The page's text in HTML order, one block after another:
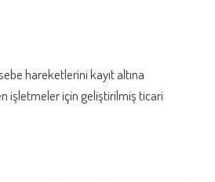
hareketlerini kayıt altına
işletmeler için geliştirilmiş ticari